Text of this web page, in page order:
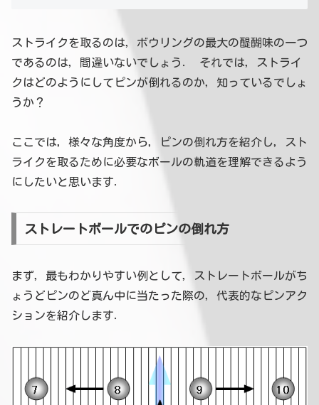
ストライクを取るのは，ボウリングの最大の醍醐味の一つ
であるのは，間違いないでしょう． それでは，ストライ
クはどのようにしてピンが倒れるのか，知っているでしょ
うか？
ここでは，様々な角度から，ピンの倒れ方を紹介し，スト
ライクを取るために必要なボールの軌道を理解できるよう
にしたいと思います．
ストレートボールでのピンの倒れ方
まず，最もわかりやすい例として，ストレートボールがち
ょうどピンのど真ん中に当たった際の，代表的なピンアク
ションを紹介します．